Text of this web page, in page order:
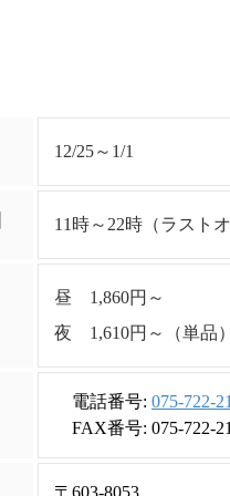
12/25～1/1
11時～22時（ラスト
昼 1,860円～
夜 1,610円～（単品）
電話番号: 075-722-
FAX番号: 075-722-
〒603-8053